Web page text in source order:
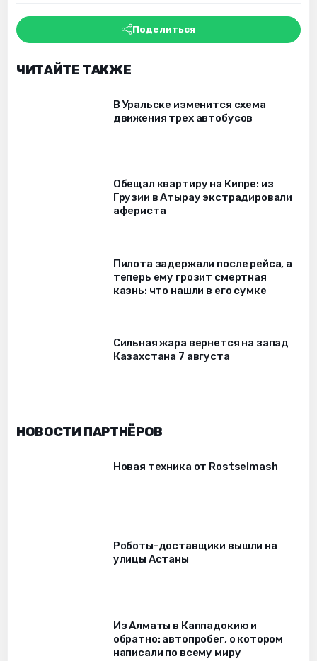
Поделиться
ЧИТАЙТЕ ТАКЖЕ
В Уральске изменится схема
движения трех автобусов
Обещал квартиру на Кипре: из
Грузии в Атырау экстрадировали
афериста
Пилота задержали после рейса, а
теперь ему грозит смертная
казнь: что нашли в его сумке
Сильная жара вернется на запад
Казахстана 7 августа
НОВОСТИ ПАРТНЁРОВ
Новая техника от Rostselmash
Роботы-доставщики вышли на
улицы Астаны
Из Алматы в Каппадокию и
обратно: автопробег, о котором
написали по всему миру